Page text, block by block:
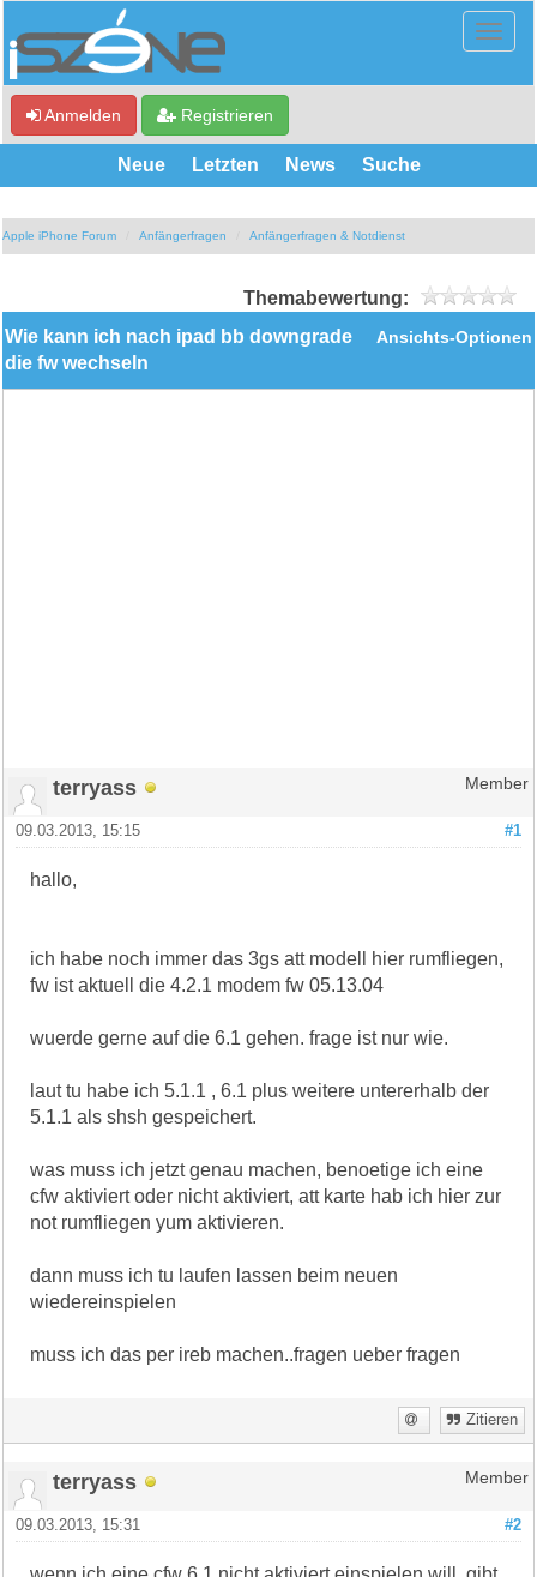
Anmelden Registrieren
Neue Letzten News Suche
Apple iPhone Forum Anfängerfragen Anfängerfragen & Notdienst
Themabewertung:
Ansichts-Optionen
Wie kann ich nach ipad bb downgrade
die fw wechseln
terryass Member
#1
09.03.2013, 15:15
hallo,
ich habe noch immer das 3gs att modell hier rumfliegen,
fw ist aktuell die 4.2.1 modem fw 05.13.04
wuerde gerne auf die 6.1 gehen. frage ist nur wie.
laut tu habe ich 5.1.1 , 6.1 plus weitere untererhalb der
5.1.1 als shsh gespeichert.
was muss ich jetzt genau machen, benoetige ich eine
cfw aktiviert oder nicht aktiviert, att karte hab ich hier zur
not rumfliegen yum aktivieren.
dann muss ich tu laufen lassen beim neuen
wiedereinspielen
muss ich das per ireb machen..fragen ueber fragen
Zitieren
terryass Member
#2
09.03.2013, 15:31